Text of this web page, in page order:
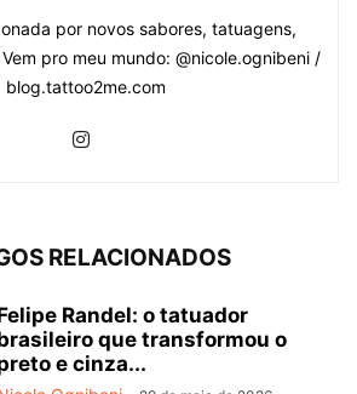
por novos sabores, tatuagens,
pro meu mundo: @nicole.ognibeni /
blog.tattoo2me.com
RELACIONADOS
Randel: o tatuador
que transformou o
e cinza...